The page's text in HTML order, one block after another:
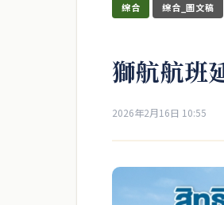
綜合 綜合_圖文稿
獅航航班
2026年2月16日 10:55